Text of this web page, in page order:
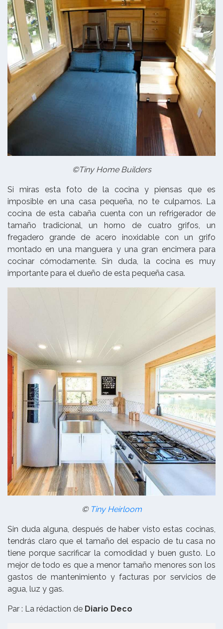
©Tiny Home Builders
Si miras esta foto de la cocina y piensas que es
imposible en una casa pequeña, no te culpamos. La
cocina de esta cabaña cuenta con un refrigerador de
tamaño tradicional, un horno de cuatro grifos, un
fregadero grande de acero inoxidable con un grifo
montado en una manguera y una gran encimera para
cocinar cómodamente. Sin duda, la cocina es muy
importante para el dueño de esta pequeña casa.
© Tiny Heirloom
Sin duda alguna, después de haber visto estas cocinas,
tendrás claro que el tamaño del espacio de tu casa no
tiene porque sacrificar la comodidad y buen gusto. Lo
mejor de todo es que a menor tamaño menores son los
gastos de mantenimiento y facturas por servicios de
agua, luz y gas.
Par : La rédaction de Diario Deco